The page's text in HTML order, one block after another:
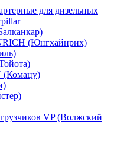
для дизельных
(Юнгхайнрих)
(Комацу)
VP (Волжский